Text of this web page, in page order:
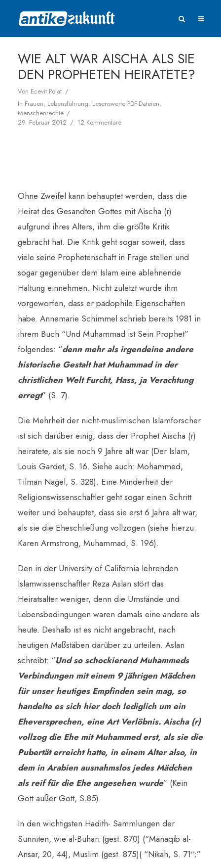
WIE ALT WAR AISCHA ALS SIE
DEN PROPHETEN HEIRATETE?
Von Ecevit Polat
In Frauen, Lebensführung, Lesenswerte PDF-Dateien,
Menschenrechte
29. Februar 2012
12 Kommentare
Ohne Zweifel kann behauptet werden, dass die
Heirat des Gesandten Gottes mit Aischa (r)
aufgrund ihres Alters, ihm die größte Kritik
gebracht hat. Die Kritik geht sogar soweit, dass
viele seine Prophetenschaft in Frage stellen und
sogar gegenüber dem Islam eine ablehnende
Haltung einnehmen. Nicht zuletzt wurde ihm
vorgeworfen, dass er pädophile Eigenschaften
habe. Annemarie Schimmel schrieb bereits 1981 in
ihrem Buch “Und Muhammad ist Sein Prophet”
folgendes: “denn mehr als irgendeine andere
historische Gestalt hat Muhammad in der
christlichen Welt Furcht, Hass, ja Verachtung
erregt” (S. 7).
Die Mehrheit der nicht-muslimischen Islamforscher
ist sich darüber einig, dass der Prophet Aischa (r)
heiratete, als sie noch 9 Jahre alt war (Der Islam,
Louis Gardet, S. 16. Siehe auch: Mohammed,
Tilman Nagel, S. 328). Eine Minderheit der
Religionswissenschaftler geht sogar einen Schritt
weiter und behauptet, dass sie erst 6 Jahre alt war,
als sie die Eheschließung vollzogen (siehe hierzu:
Karen Armstrong, Muhammad, S. 196).
Den in der University of California lehrenden
Islamwissenschaftler Reza Aslan stört das
Heiratsalter weniger, denn die Umstände und
Lebensbedingungen waren damals eine andere als
heute. Deshalb ist es nicht angebracht, nach
heutigen Maßstäben darüber zu urteilen. Aslan
schreibt: “Und so schockierend Muhammeds
Verbindungen mit einem 9 jährigen Mädchen
für unser heutiges Empfinden sein mag, so
handelte es sich hier doch lediglich um ein
Eheversprechen, eine Art Verlöbnis. Aischa (r)
vollzog die Ehe mit Muhammed erst, als sie die
Pubertät erreicht hatte, in einem Alter also, in
dem in Arabien ausnahmslos jedes Mädchen
als reif für die Ehe angesehen wurde” (Kein
Gott außer Gott, S.85).
In den wichtigsten Hadith- Sammlungen der
Sunniten, wie al-Buhari (gest. 870) (“Manaqib al-
Ansar, 20, 44), Muslim (gest. 875)( “Nikah, S. 71″;”